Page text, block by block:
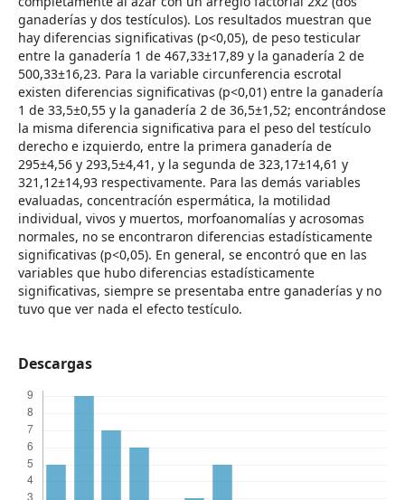
ganaderías y dos testículos). Los resultados muestran que
hay diferencias significativas (p<0,05), de peso testicular
entre la ganadería 1 de 467,33±17,89 y la ganadería 2 de
500,33±16,23. Para la variable circunferencia escrotal
existen diferencias significativas (p<0,01) entre la ganadería
1 de 33,5±0,55 y la ganadería 2 de 36,5±1,52; encontrándose
la misma diferencia significativa para el peso del testículo
derecho e izquierdo, entre la primera ganadería de
295±4,56 y 293,5±4,41, y la segunda de 323,17±14,61 y
321,12±14,93 respectivamente. Para las demás variables
evaluadas, concentracíón espermática, la motilidad
individual, vivos y muertos, morfoanomalías y acrosomas
normales, no se encontraron diferencias estadísticamente
significativas (p<0,05). En general, se encontró que en las
variables que hubo diferencias estadísticamente
significativas, siempre se presentaba entre ganaderías y no
tuvo que ver nada el efecto testículo.
Descargas